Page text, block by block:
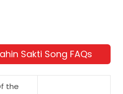
Sakti Song FAQs
the